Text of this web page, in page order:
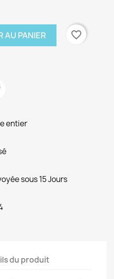
AU PANIER favorite_border
entier
sous 15 Jours
du produit